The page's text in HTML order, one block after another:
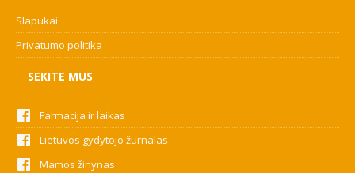
Slapukai
Privatumo politika
SEKITE MUS
Farmacija ir laikas
Lietuvos gydytojo žurnalas
Mamos žinynas